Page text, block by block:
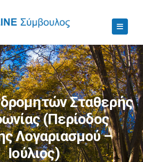
Σταθερής
(Περίοδος
Λογαριασμού –
Ιούλιος)